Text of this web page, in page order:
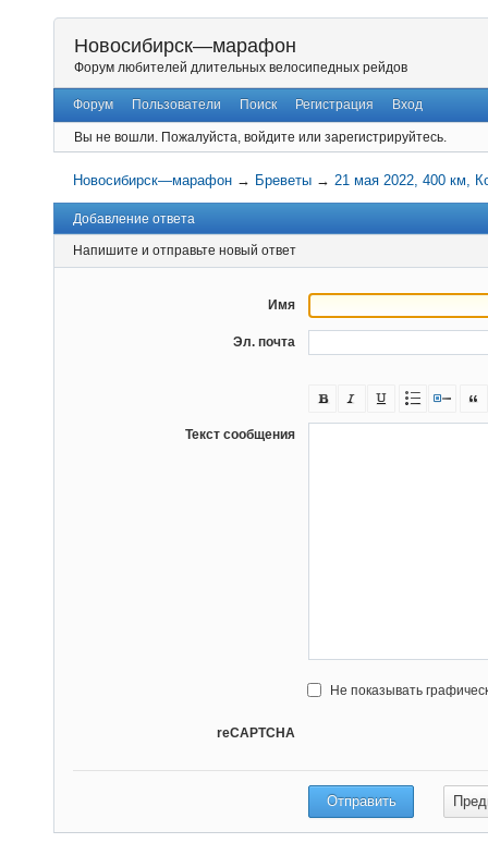
Новосибирск—марафон
Форум любителей длительных велосипедных рейдов
Форум Пользователи Поиск Регистрация Вход
Вы не вошли. Пожалуйста, войдите или зарегистрируйтесь.
Новосибирск—марафон → Бреветы →21 мая 2022, 400 км,
Добавление ответа
Напишите и отправьте новый ответ
Имя
Эл. почта
Текст сообщения
Не показывать
reCAPTCHA